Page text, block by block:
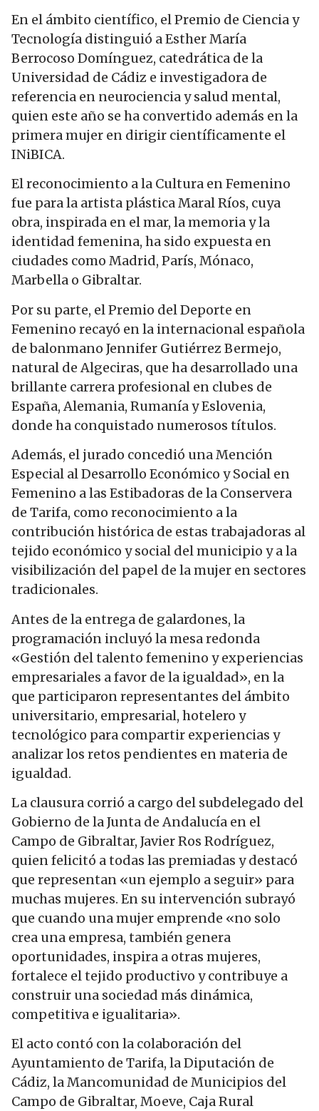
En el ámbito científico, el Premio de Ciencia y
Tecnología distinguió a Esther María
Berrocoso Domínguez, catedrática de la
Universidad de Cádiz e investigadora de
referencia en neurociencia y salud mental,
quien este año se ha convertido además en la
primera mujer en dirigir científicamente el
INiBICA.
El reconocimiento a la Cultura en Femenino
fue para la artista plástica Maral Ríos, cuya
obra, inspirada en el mar, la memoria y la
identidad femenina, ha sido expuesta en
ciudades como Madrid, París, Mónaco,
Marbella o Gibraltar.
Por su parte, el Premio del Deporte en
Femenino recayó en la internacional española
de balonmano Jennifer Gutiérrez Bermejo,
natural de Algeciras, que ha desarrollado una
brillante carrera profesional en clubes de
España, Alemania, Rumanía y Eslovenia,
donde ha conquistado numerosos títulos.
Además, el jurado concedió una Mención
Especial al Desarrollo Económico y Social en
Femenino a las Estibadoras de la Conservera
de Tarifa, como reconocimiento a la
contribución histórica de estas trabajadoras al
tejido económico y social del municipio y a la
visibilización del papel de la mujer en sectores
tradicionales.
Antes de la entrega de galardones, la
programación incluyó la mesa redonda
«Gestión del talento femenino y experiencias
empresariales a favor de la igualdad», en la
que participaron representantes del ámbito
universitario, empresarial, hotelero y
tecnológico para compartir experiencias y
analizar los retos pendientes en materia de
igualdad.
La clausura corrió a cargo del subdelegado del
Gobierno de la Junta de Andalucía en el
Campo de Gibraltar, Javier Ros Rodríguez,
quien felicitó a todas las premiadas y destacó
que representan «un ejemplo a seguir» para
muchas mujeres. En su intervención subrayó
que cuando una mujer emprende «no solo
crea una empresa, también genera
oportunidades, inspira a otras mujeres,
fortalece el tejido productivo y contribuye a
construir una sociedad más dinámica,
competitiva e igualitaria».
El acto contó con la colaboración del
Ayuntamiento de Tarifa, la Diputación de
Cádiz, la Mancomunidad de Municipios del
Campo de Gibraltar, Moeve, Caja Rural